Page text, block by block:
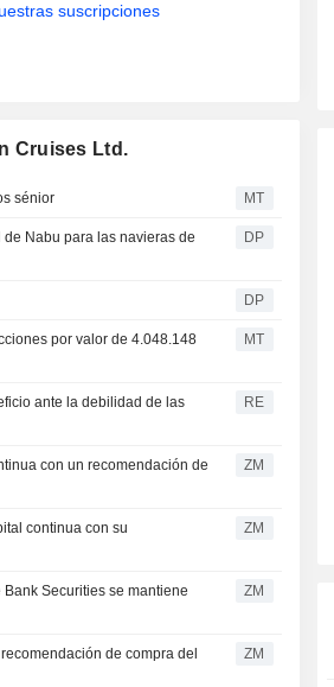
suscripciones
Cruises Ltd.
sénior MT
Nabu para las navieras de
DP
DP
por valor de 4.048.148
MT
ante la debilidad de las
RE
ZM
ZM
ZM
ZM